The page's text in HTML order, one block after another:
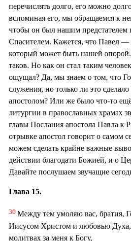
перечислять долго, его можно
вспоминая его, мы обращаемся к
чтобы он был нашим предстателем
Спасителем. Кажется, что Павел —
который может быть нашей
таков. Но как он стал таким
ощущал? Да, мы знаем о том, что
служения, но только ли это
апостолом? Или же было что-то
литургии в православных храмах
главы Послания апостола Павла к
отрывке апостол говорит о самом
можем сделать крайне важные
действии благодати Божией, и о
Давайте послушаем звучащие
Глава 15.
30 Между тем умоляю вас, братия,
Иисусом Христом и любовью Духа,
молитвах за меня к Богу,